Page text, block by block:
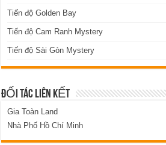
Tiến độ Golden Bay
Tiến độ Cam Ranh Mystery
Tiến độ Sài Gòn Mystery
ĐỐI TÁC LIÊN KẾT
Gia Toàn Land
Nhà Phố Hồ Chí Minh